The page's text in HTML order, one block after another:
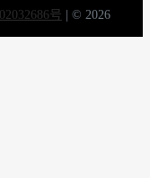
号
© 2026